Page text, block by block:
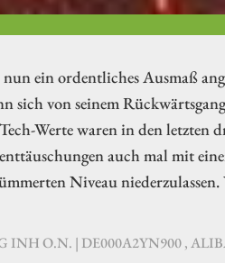
ein ordentliches Ausmaß
von seinem
Werte waren in den letzten
auch mal mit
Niveau
INH O.N. | DE000A2YN900 ,